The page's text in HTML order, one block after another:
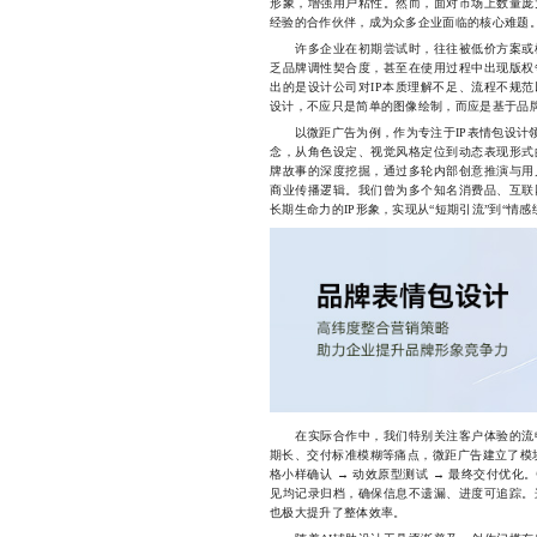
形象，增强用户粘性。然而，面对市场上数量
经验的合作伙伴，成为众多企业面临的核心难题
许多企业在初期尝试时，往往被低价方案或
乏品牌调性契合度，甚至在使用过程中出现版
出的是设计公司对IP本质理解不足、流程不规
设计，不应只是简单的图像绘制，而应是基于品
以微距广告为例，作为专注于IP表情包设计
念，从角色设定、视觉风格定位到动态表现形
牌故事的深度挖掘，通过多轮内部创意推演与
商业传播逻辑。我们曾为多个知名消费品、互
长期生命力的IP形象，实现从“短期引流”到“情感
在实际合作中，我们特别关注客户体验的流
期长、交付标准模糊等痛点，微距广告建立了
格小样确认 → 动效原型测试 → 最终交付优化
见均记录归档，确保信息不遗漏、进度可追踪
也极大提升了整体效率。